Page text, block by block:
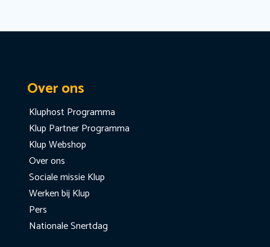
Over ons
Kluphost Programma
Klup Partner Programma
Klup Webshop
Over ons
Sociale missie Klup
Werken bij Klup
Pers
Nationale Snertdag